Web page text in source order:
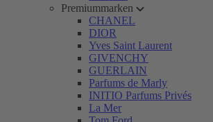
Premiummarken
CHANEL
DIOR
Yves Saint Laurent
GIVENCHY
GUERLAIN
Parfums de Marly
INITIO Parfums Privés
La Mer